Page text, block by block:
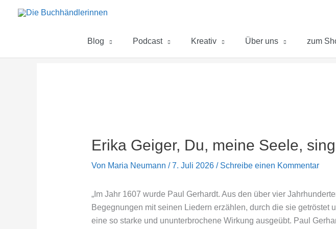
Inhalt
Blog
Podcast Kreativ Über uns zum
Erika Geiger, Du, meine Seele,
Von Maria Neumann /7. Juli 2026 / Schreibe einen Kommentar
„Im Jahr 1607 wurde Paul Gerhardt. Aus den über vier
Begegnungen mit seinen Liedern erzählen, durch die sie
eine so starke und ununterbrochene Wirkung ausgeübt. Paul